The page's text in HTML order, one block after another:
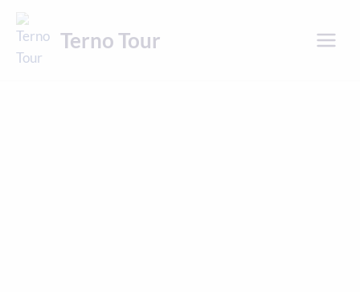
obsah
Terno Tour